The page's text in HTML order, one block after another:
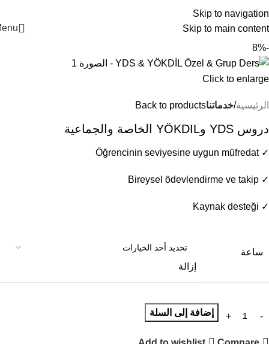
Skip to navigation
Skip to main content
-8%
Click to enlarge
الرئيسية خدماتناBack to products
دروس YDS وYÖKDIL الخاصة والجماعية
✓ Öğrencinin seviyesine uygun müfredat​
✓ Bireysel ödevlendirme ve takip
✓ Kaynak desteği
ساعة
إزالة
إضافة إلى السلة